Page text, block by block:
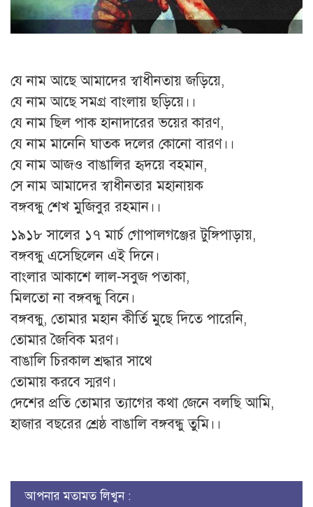
যে নাম আছে আমাদের স্বাধীনতায় জড়িয়ে,
যে নাম আছে সমগ্র বাংলায় ছড়িয়ে।।
যে নাম ছিল পাক হানাদারের ভয়ের কারণ,
যে নাম মানেনি ঘাতক দলের কোনো বারণ।।
যে নাম আজও বাঙালির হৃদয়ে বহমান,
সে নাম আমাদের স্বাধীনতার মহানায়ক
বঙ্গবন্ধু শেখ মুজিবুর রহমান।।
১৯১৮ সালের ১৭ মার্চ গোপালগঞ্জের টুঙ্গিপাড়ায়,
বঙ্গবন্ধু এসেছিলেন এই দিনে।
বাংলার আকাশে লাল-সবুজ পতাকা,
মিলতো না বঙ্গবন্ধু বিনে।
বঙ্গবন্ধু, তোমার মহান কীর্তি মুছে দিতে পারেনি,
তোমার জৈবিক মরণ।
বাঙালি চিরকাল শ্রদ্ধার সাথে
তোমায় করবে স্মরণ।
দেশের প্রতি তোমার ত্যাগের কথা জেনে বলছি আমি,
হাজার বছরের শ্রেষ্ঠ বাঙালি বঙ্গবন্ধু তুমি।।
আপনার মতামত লিখুন :